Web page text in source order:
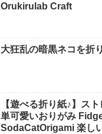
Orukirulab Craft
大狂乱の暗黒ネコを折
【遊べる折り紙♪】ス
単可愛いおりがみ
SodaCatOrigami 楽し